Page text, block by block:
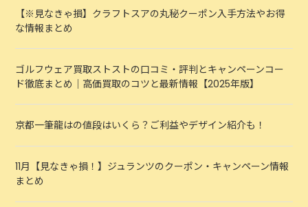
【※見なきゃ損】クラフトスアの丸秘クーポン入手方法やお得
な情報まとめ
ゴルフウェア買取ストストの口コミ・評判とキャンペーンコー
ド徹底まとめ｜高価買取のコツと最新情報【2025年版】
京都一筆龍はの値段はいくら？ご利益やデザイン紹介も！
11月【見なきゃ損！】ジュランツのクーポン・キャンペーン情報
まとめ